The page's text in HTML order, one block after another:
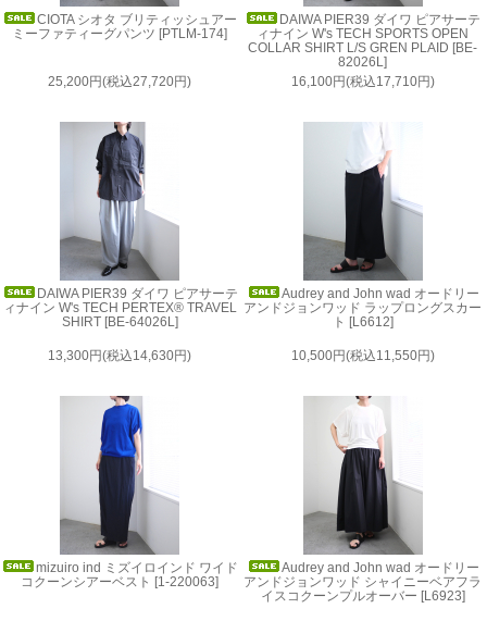
CIOTA シオタ ブリティッシュアー
ミーファティーグパンツ [PTLM-174]
25,200円(税込27,720円)
DAIWA PIER39 ダイワ ピアサーテ
ィナイン W's TECH SPORTS OPEN
COLLAR SHIRT L/S GREN PLAID [BE-
82026L]
16,100円(税込17,710円)
DAIWA PIER39 ダイワ ピアサーテ
ィナイン W's TECH PERTEX® TRAVEL
SHIRT [BE-64026L]
13,300円(税込14,630円)
Audrey and John wad オードリー
アンドジョンワッド ラップロングスカー
ト [L6612]
10,500円(税込11,550円)
mizuiro ind ミズイロインド ワイド
コクーンシアーベスト [1-220063]
Audrey and John wad オードリー
アンドジョンワッド シャイニーベアフラ
イスコクーンプルオーバー [L6923]